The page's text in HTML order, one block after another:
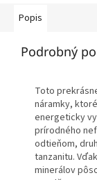
Popis
Podrobný
Toto
náramky,
energeticky
prírodného
odtieňom,
tanzanitu.
minerálov